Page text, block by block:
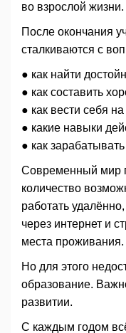
во взрослой жизни.
После окончания
сталкиваются с
● как найти
● как составить
● как вести себя
● какие навыки
● как
Современный мир
количество
работать
через интернет и
места проживания.
Но для этого
образование.
развитии.
С каждым годом